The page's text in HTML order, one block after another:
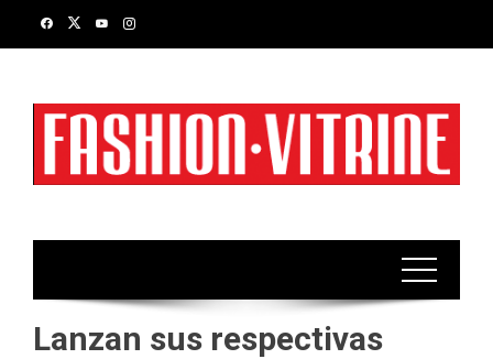
Lanzan sus respectivas